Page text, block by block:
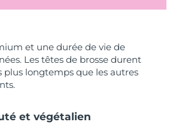
et une durée de vie de
Les têtes de brosse durent
plus longtemps que les autres
et végétalien